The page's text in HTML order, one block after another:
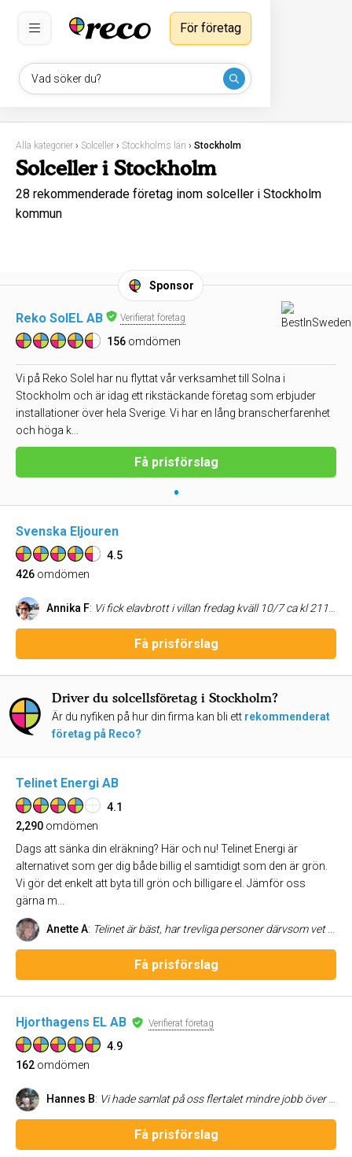
Vad söker du?
För företag
Alla kategorier › Solceller › Stockholms län › Stockholm
Solceller i Stockholm
28 rekommenderade företag inom solceller i Stockholm
kommun
Sponsor
Reko SolEL AB Verifierat företag
156 omdömen
Vi på Reko Solel har nu flyttat vår verksamhet till Solna i
Stockholm och är idag ett rikstäckande företag som erbjuder
installationer över hela Sverige. Vi har en lång branscherfarenhet
och höga k...
Få prisförslag
•
Svenska Eljouren
4.5
426 omdömen
Annika F: Vi fick elavbrott i villan fredag kväll 10/7 ca kl 2115. Jag ringde upp sv eljouren, som svarade direkt. De säkerställde att jag var beredd att betala den ökade jourkostnaden och inom ca 1 tim var en elektriker på plats och åtgärdade felet. Elavbrottet orsakades av att vatten, på grund av skyfall, kommit in i en elkontakt i trädgården. Allt var strömlöst inomhus, frys/kyl etc. Elektrikern förklarade hur felet uppstått och åtgärdade felet. Vi är mycket tacksamma för den snabba hjälpen.
Få prisförslag
Driver du solcellsföretag i Stockholm?
Är du nyfiken på hur din firma kan bli ett rekommenderat
företag på Reco?
Telinet Energi AB
4.1
2,290 omdömen
Dags att sänka din elräkning? Här och nu! Telinet Energi är
alternativet som ger dig både billig el samtidigt som den är grön.
Vi gör det enkelt att byta till grön och billigare el. Jämför oss
gärna m...
Anette A: Telinet är bäst, har trevliga personer därvsom vet cad service är!
Få prisförslag
Hjorthagens EL AB Verifierat företag
4.9
162 omdömen
Hannes B: Vi hade samlat på oss flertalet mindre jobb över tid och tyckte att det var dags att ta in en expert nu. Kontaktade Jesper och från start var det enkel kommunikation, snabbt utfört jobb, och flexibel vad gällde att återvända och kika på en ny grej som dök upp, redan dagen efter. Rekommenderar Jesper till samtliga som vill ha komplikationslöst och simpelt samarbete med elektriker, samt bra resultat. Kommer absolut anlita igen om vi får anledning för, framöver.
Få prisförslag